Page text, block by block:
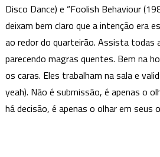
Disco Dance) e “Foolish Behaviour
deixam bem claro que a intenção era
ao redor do quarteirão. Assista todas
parecendo magras quentes. Bem na
os caras. Eles trabalham na sala e
yeah). Não é submissão, é apenas o
há decisão, é apenas o olhar em seus